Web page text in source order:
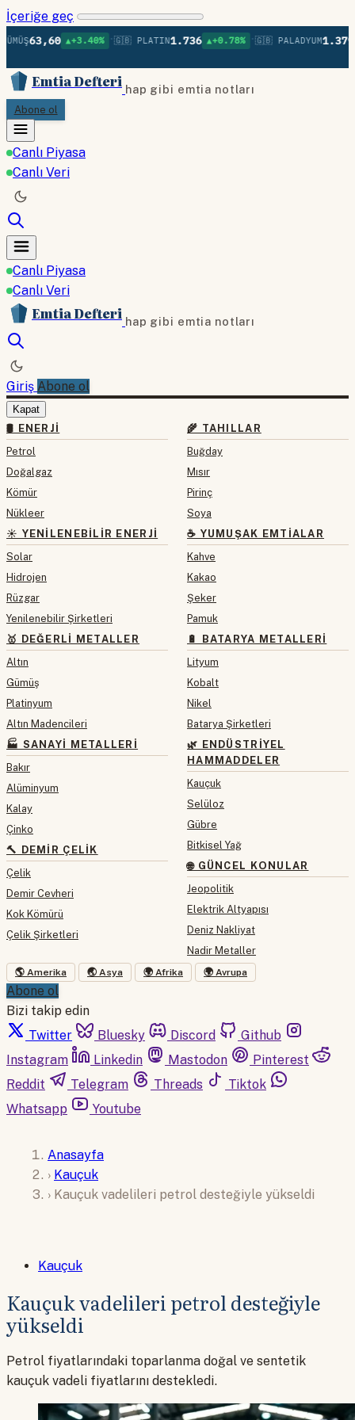
İçeriğe geç
63,60 ▲+3.40% •🇬🇧 PLATIN1.736 ▲+0.78% •🇬🇧 PALADYUM1.379
Emtia Defteri hap gibi emtia notları
Abone ol
Canlı Piyasa
Canlı Veri
Canlı Piyasa
Canlı Veri
Emtia Defteri hap gibi emtia notları
Giriş Abone ol
Kapat
🛢 ENERJI
Petrol
Doğalgaz
Kömür
Nükleer
☀️ YENILENEBILIR ENERJI
Solar
Hidrojen
Rüzgar
Yenilenebilir Şirketleri
🥇 DEĞERLI METALLER
Altın
Gümüş
Platinyum
Altın Madencileri
🏭 SANAYI METALLERI
Bakır
Alüminyum
Kalay
Çinko
🔨 DEMIR ÇELIK
Çelik
Demir Cevheri
Kok Kömürü
Çelik Şirketleri
🌾 TAHILLAR
Buğday
Mısır
Pirinç
Soya
☕ YUMUŞAK EMTIALAR
Kahve
Kakao
Şeker
Pamuk
🔋 BATARYA METALLERI
Lityum
Kobalt
Nikel
Batarya Şirketleri
🌿 ENDÜSTRIYEL
HAMMADDELER
Kauçuk
Selüloz
Gübre
Bitkisel Yağ
🌐 GÜNCEL KONULAR
Jeopolitik
Elektrik Altyapısı
Deniz Nakliyat
Nadir Metaller
🌎 Amerika 🌏 Asya 🌍 Afrika 🌍 Avrupa
Abone ol
Bizi takip edin
Twitter
Bluesky Discord
Github
Instagram
Linkedin Mastodon
Pinterest
Reddit
Telegram Threads
Tiktok
Whatsapp
Youtube
Anasayfa
› Kauçuk
› Kauçuk vadelileri petrol desteğiyle yükseldi
Kauçuk
Kauçuk vadelileri petrol desteğiyle
yükseldi
Petrol fiyatlarındaki toparlanma doğal ve sentetik
kauçuk vadeli fiyatlarını destekledi.